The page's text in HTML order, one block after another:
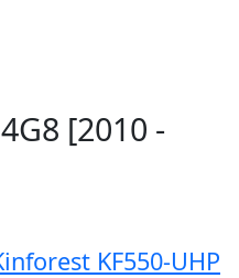
[2010 -
KF550-UHP